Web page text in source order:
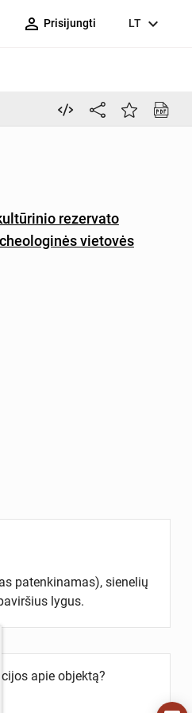
person_outline Prisijungti LT expand_more
rezervato
vietovės
patenkinamas), sienelių
lygus.
apie objektą?